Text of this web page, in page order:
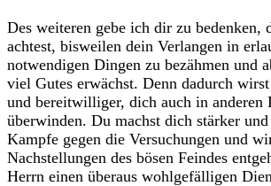
Des weiteren gebe ich dir zu bedenken,
achtest, bisweilen dein Verlangen in
notwendigen Dingen zu bezähmen und
viel Gutes erwächst. Denn dadurch
und bereitwilliger, dich auch in anderen
überwinden. Du machst dich stärker
Kampfe gegen die Versuchungen und
Nachstellungen des bösen Feindes
Herrn einen überaus wohlgefälligen